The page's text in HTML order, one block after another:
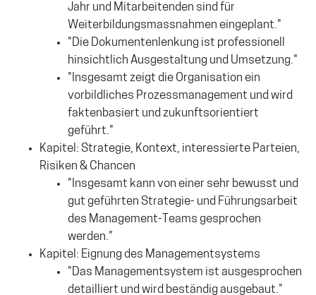
Jahr und Mitarbeitenden sind für
Weiterbildungsmassnahmen eingeplant."
"Die Dokumentenlenkung ist professionell
hinsichtlich Ausgestaltung und Umsetzung."
"Insgesamt zeigt die Organisation ein
vorbildliches Prozessmanagement und wird
faktenbasiert und zukunftsorientiert
geführt."
Kapitel: Strategie, Kontext, interessierte Parteien,
Risiken & Chancen
"Insgesamt kann von einer sehr bewusst und
gut geführten Strategie- und Führungsarbeit
des Management-Teams gesprochen
werden."
Kapitel: Eignung des Managementsystems
"Das Managementsystem ist ausgesprochen
detailliert und wird beständig ausgebaut."